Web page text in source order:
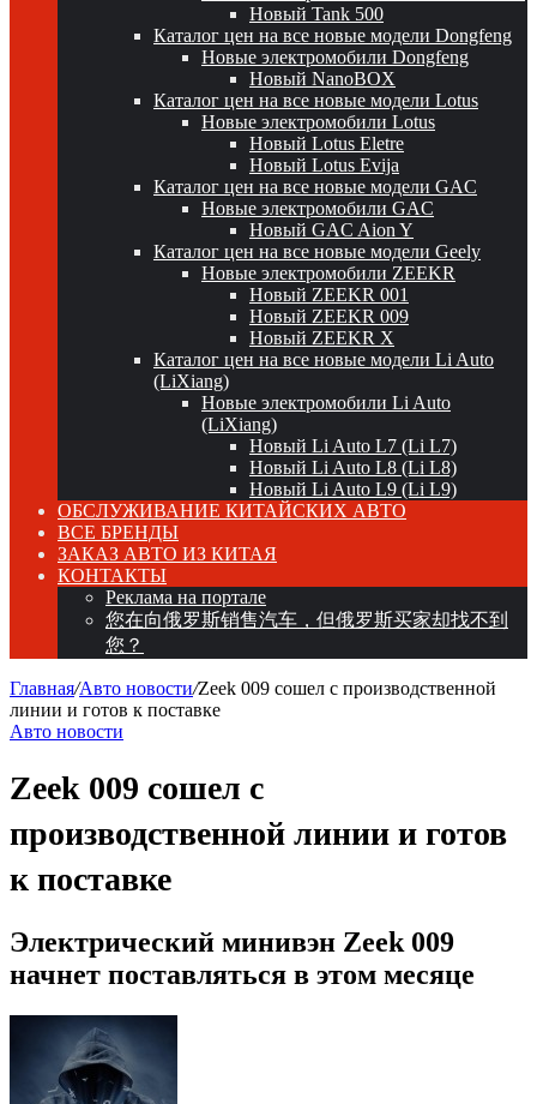
Новый Tank 500
Каталог цен на все новые модели Dongfeng
Новые электромобили Dongfeng
Новый NanoBOX
Каталог цен на все новые модели Lotus
Новые электромобили Lotus
Новый Lotus Eletre
Новый Lotus Evija
Каталог цен на все новые модели GAC
Новые электромобили GAC
Новый GAC Aion Y
Каталог цен на все новые модели Geely
Новые электромобили ZEEKR
Новый ZEEKR 001
Новый ZEEKR 009
Новый ZEEKR X
Каталог цен на все новые модели Li Auto
(LiXiang)
Новые электромобили Li Auto
(LiXiang)
Новый Li Auto L7 (Li L7)
Новый Li Auto L8 (Li L8)
Новый Li Auto L9 (Li L9)
ОБСЛУЖИВАНИЕ КИТАЙСКИХ АВТО
ВСЕ БРЕНДЫ
ЗАКАЗ АВТО ИЗ КИТАЯ
КОНТАКТЫ
Реклама на портале
您在向俄罗斯销售汽车，但俄罗斯买家却找不到
您？
Главная/Авто новости/Zeek 009 сошел с производственной
линии и готов к поставке
Авто новости
Zeek 009 сошел с
производственной линии и готов
к поставке
Электрический минивэн Zeek 009
начнет поставляться в этом месяце